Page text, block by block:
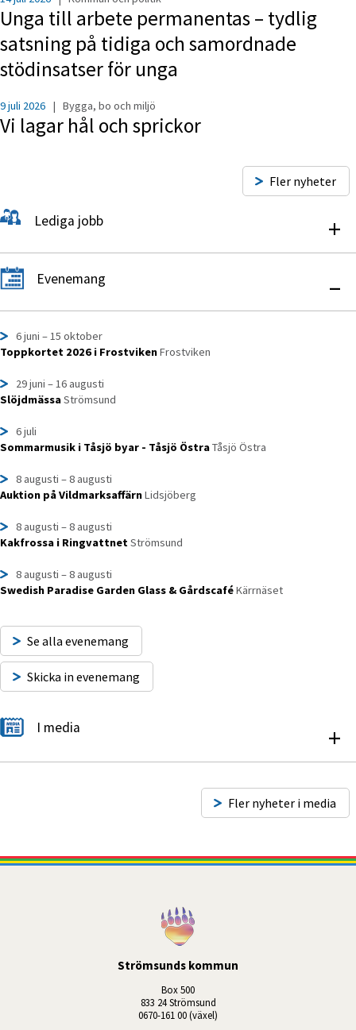
Unga till arbete permanentas – tydlig
satsning på tidiga och samordnade
stödinsatser för unga
9 juli 2026 | Bygga, bo och miljö
Vi lagar hål och sprickor
Fler nyheter
Lediga jobb +
Evenemang –
6 juni – 15 oktober
Toppkortet 2026 i FrostvikenFrostviken
29 juni – 16 augusti
SlöjdmässaStrömsund
6 juli
Sommarmusik i Tåsjö byar - Tåsjö ÖstraTåsjö Östra
8 augusti – 8 augusti
Auktion på VildmarksaffärnLidsjöberg
8 augusti – 8 augusti
Kakfrossa i RingvattnetStrömsund
8 augusti – 8 augusti
Swedish Paradise Garden Glass & GårdscaféKärrnäset
Se alla evenemang
Skicka in evenemang
I media +
Fler nyheter i media
Strömsunds kommun
Box 500
833 24 Strömsund
0670-161 00 (växel)